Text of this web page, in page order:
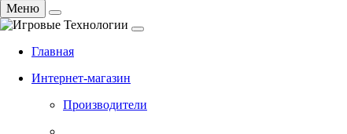
Меню
Главная
Интернет-магазин
Производители